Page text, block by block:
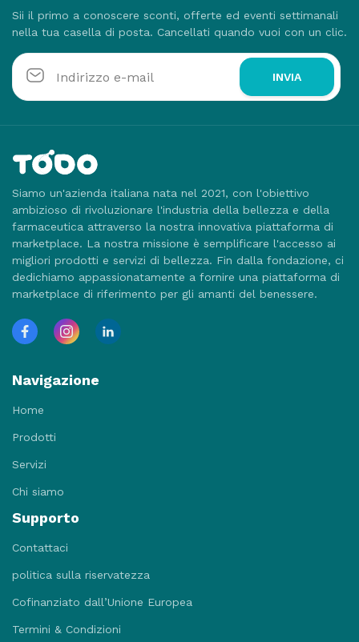
Sii il primo a conoscere sconti, offerte ed eventi settimanali
nella tua casella di posta. Cancellati quando vuoi con un clic.
INVIA
Siamo un'azienda italiana nata nel 2021, con l'obiettivo
ambizioso di rivoluzionare l'industria della bellezza e della
farmaceutica attraverso la nostra innovativa piattaforma di
marketplace. La nostra missione è semplificare l'accesso ai
migliori prodotti e servizi di bellezza. Fin dalla fondazione, ci
dedichiamo appassionatamente a fornire una piattaforma di
marketplace di riferimento per gli amanti del benessere.
Navigazione
Home
Prodotti
Servizi
Chi siamo
Supporto
Contattaci
politica sulla riservatezza
Cofinanziato dall’Unione Europea
Termini & Condizioni